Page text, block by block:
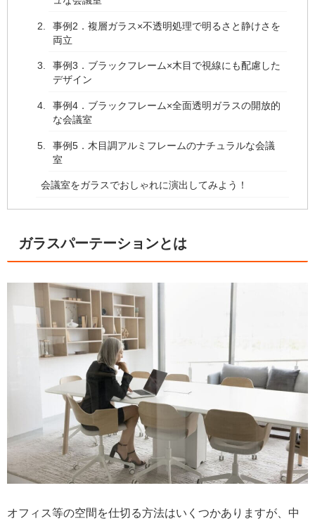
事例2．複層ガラス×不透明処理で明るさと静けさを
両立
事例3．ブラックフレーム×木目で視線にも配慮した
デザイン
事例4．ブラックフレーム×全面透明ガラスの開放的
な会議室
事例5．木目調アルミフレームのナチュラルな会議
室
会議室をガラスでおしゃれに演出してみよう！
ガラスパーテーションとは
オフィス等の空間を仕切る方法はいくつかありますが、中